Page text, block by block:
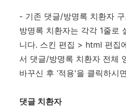
- 기존 댓글/방명록 치환자
방명록 치환자는 각각 1줄로
니다. 스킨 편집 > html 편집
서 댓글/방명록 치환자 전체
바꾸신 후 ‘적용'을 클릭하시
댓글 치환자